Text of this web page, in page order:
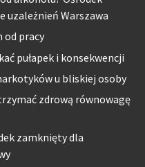
Warszawa
od pracy
pułapek i konsekwencji
u bliskiej osoby
zdrową równowagę
zamknięty dla